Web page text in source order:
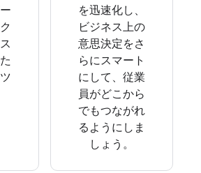
を迅速化し、
ビジネス上の
意思決定をさ
らにスマート
にして、従業
員がどこから
でもつながれ
るようにしま
しょう。